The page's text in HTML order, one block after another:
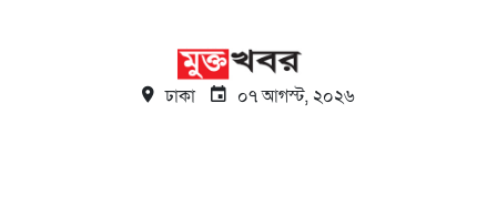
ঢাকা ০৭ আগস্ট, ২০২৬